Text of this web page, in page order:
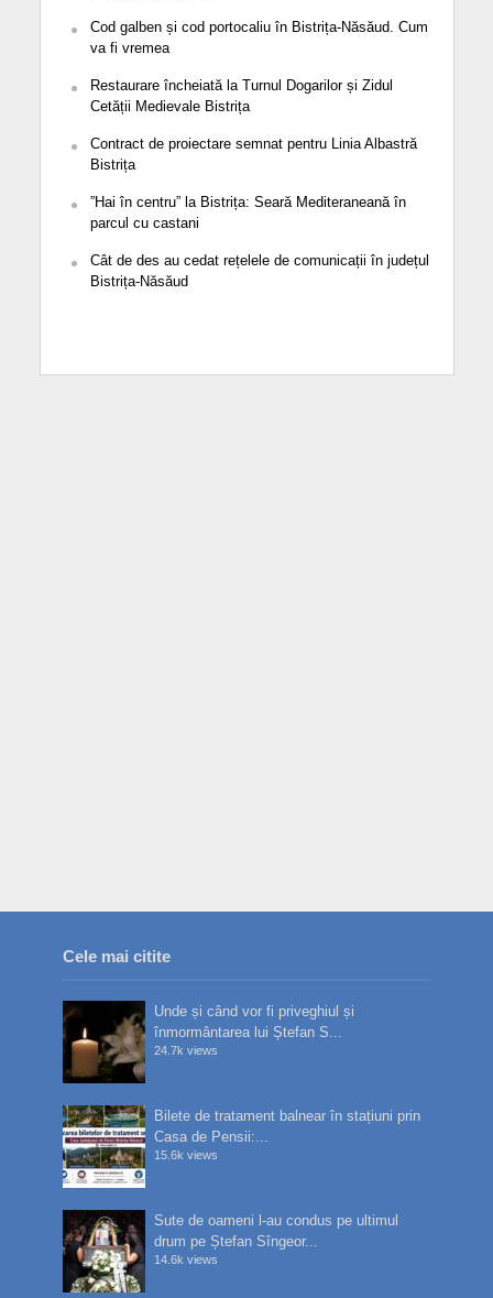
Cod galben și cod portocaliu în Bistrița-Năsăud. Cum
va fi vremea
Restaurare încheiată la Turnul Dogarilor și Zidul
Cetății Medievale Bistrița
Contract de proiectare semnat pentru Linia Albastră
Bistrița
”Hai în centru” la Bistrița: Seară Mediteraneană în
parcul cu castani
Cât de des au cedat rețelele de comunicații în județul
Bistrița-Năsăud
Cele mai citite
Unde și când vor fi priveghiul și
înmormântarea lui Ștefan S...
24.7k views
Bilete de tratament balnear în stațiuni prin
Casa de Pensii:...
15.6k views
Sute de oameni l-au condus pe ultimul
drum pe Ștefan Sîngeor...
14.6k views